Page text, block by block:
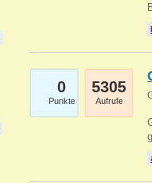
0
Punkte
5305
Aufrufe